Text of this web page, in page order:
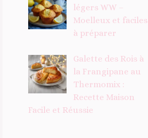
légers WW –
Moelleux et faciles
à préparer
Galette des Rois à
la Frangipane au
Thermomix :
Recette Maison
Facile et Réussie